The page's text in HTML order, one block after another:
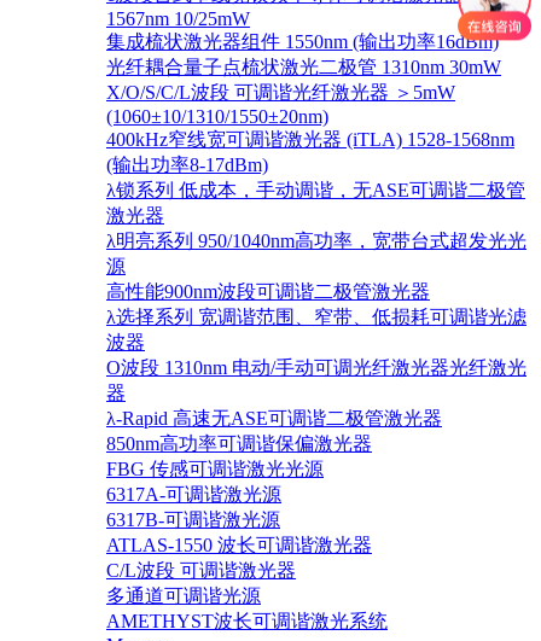
1567nm 10/25mW
集成梳状激光器组件 1550nm (输出功率16dBm)
光纤耦合量子点梳状激光二极管 1310nm 30mW
X/O/S/C/L波段 可调谐光纤激光器 ＞5mW
(1060±10/1310/1550±20nm)
400kHz窄线宽可调谐激光器 (iTLA) 1528-1568nm
(输出功率8-17dBm)
λ锁系列 低成本，手动调谐，无ASE可调谐二极管
激光器
λ明亮系列 950/1040nm高功率，宽带台式超发光光
源
高性能900nm波段可调谐二极管激光器
λ选择系列 宽调谐范围、窄带、低损耗可调谐光滤
波器
O波段 1310nm 电动/手动可调光纤激光器光纤激光
器
λ-Rapid 高速无ASE可调谐二极管激光器
850nm高功率可调谐保偏激光器
FBG 传感可调谐激光光源
6317A-可调谐激光源
6317B-可调谐激光源
ATLAS-1550 波长可调谐激光器
C/L波段 可调谐激光器
多通道可调谐光源
AMETHYST波长可调谐激光系统